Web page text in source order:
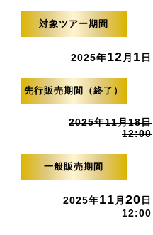
対象ツアー期間
2025年12 月 1 日
先行販売期間（終了）
2025年11月18日
12:00
一般販売期間
2025年11 月 20 日
12:00